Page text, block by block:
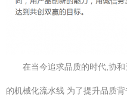
在当今追求品质的时代,协
的机械化流水线 为了提升品质